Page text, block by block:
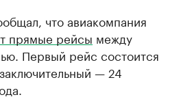
что авиакомпания
прямые рейсы между
Первый рейс состоится
— 24